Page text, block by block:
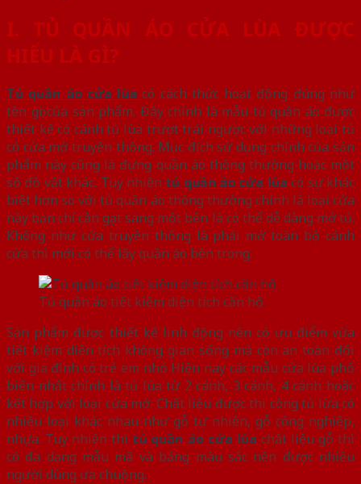
I. TỦ QUẦN ÁO CỬA LÙA ĐƯỢC
HIỂU LÀ GÌ?
Tủ quần áo cửa lùa có cách thức hoạt động đúng như
tên gọi của sản phẩm. Đây chính là mẫu tủ quần áo được
thiết kế có cánh tủ lùa trượt trái ngược với những loại tủ
có cửa mở truyền thống. Mục đích sử dụng chính của sản
phẩm này cũng là đựng quần áo thông thường hoặc một
số đồ vật khác. Tuy nhiên tủ quần áo cửa lùa có sự khác
biệt hơn so với tủ quần áo thông thường chính là loại cửa
này bạn chỉ cần gạt sang một bên là có thể dễ dàng mở tủ.
Không như cửa truyền thống là phải mở toàn bộ cánh
cửa thì mới có thể lấy quần áo bên trong.
Tủ quần áo tiết kiệm diện tích căn hộ
Sản phẩm được thiết kế linh động nên có ưu điểm vừa
tiết kiệm diện tích không gian sống mà còn an toàn đối
với gia đình có trẻ em nhỏ Hiện nay các mẫu cửa lùa phổ
biến nhất chính là tủ lùa từ 2 cánh, 3 cánh, 4 cánh hoặc
kết hợp với loại cửa mở. Chất liệu được thi công tủ lừa có
nhiều loại khác nhau như gỗ tự nhiên, gỗ công nghiệp,
nhựa. Tuy nhiên thì tủ quần áo cửa lùa chất liệu gỗ thì
có đa dạng mẫu mã và bảng màu sắc nên được nhiều
người dùng ưa chuộng.